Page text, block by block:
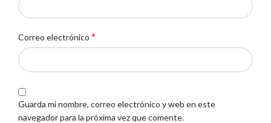
Correo electrónico *
Guarda mi nombre, correo electrónico y web en este
navegador para la próxima vez que comente.